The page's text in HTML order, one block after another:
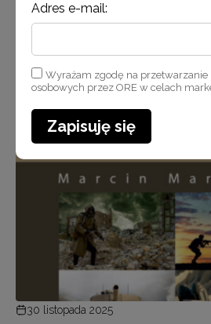
Aktualności
30 listopada 2025
Adres e-mail:
Wyrażam zgodę na
osobowych przez ORE w celach
Zapisuję się